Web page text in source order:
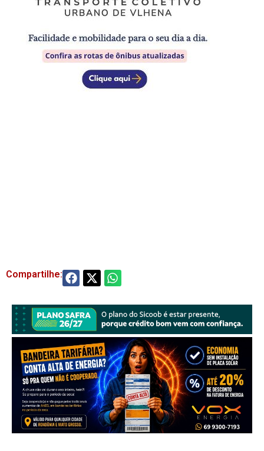
Compartilhe: